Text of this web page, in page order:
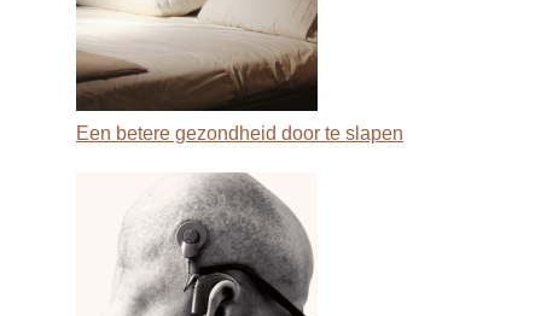
Een betere gezondheid door te slapen